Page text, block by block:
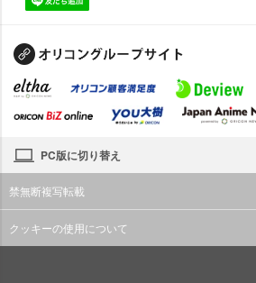
PC版に切り替え
禁無断複写転載
クッキーの使用について